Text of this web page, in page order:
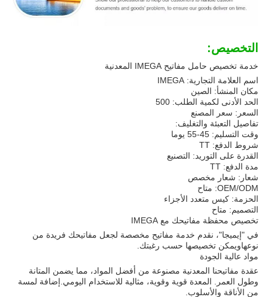
التخصيص:
خدمة تخصيص حامل مفاتيح IMEGA المعدنية
اسم العلامة التجارية: IMEGA
مكان المنشأ: الصين
الحد الأدنى لكمية الطلب: 500
السعر: سعر المصنع
تفاصيل التعبئة والتغليف:
وقت التسليم: 45-55 يوما
شروط الدفع: TT
القدرة على التوريد: التصنيع
مدة الدفع: TT
شعار: شعار مخصص
OEM/ODM: متاح
الحزمة: كيس متعدد الأجزاء
التصميم: متاح
تخصيص محفظة مفاتيحك مع IMEGA
في "إيميجا"، نقدم خدمة مفاتيح مخصصة لجعل مفاتيحك فريدة من
نوعهاويمكن تخصيصها حسب رغبتك.
مواد عالية الجودة
عقدة مفاتيحنا المعدنية مصنوعة من أفضل المواد، مما يضمن المتانة
وطول العمر. المعدة قوية وقوية، مثالية للاستخدام اليومي.إضافة لمسة
من الأناقة والأسلوب.